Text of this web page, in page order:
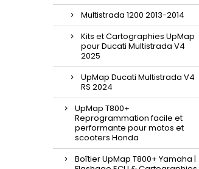
Multistrada 1200 2013-2014
Kits et Cartographies UpMap
pour Ducati Multistrada V4
2025
UpMap Ducati Multistrada V4
RS 2024
UpMap T800+
Reprogrammation facile et
performante pour motos et
scooters Honda
Boîtier UpMap T800+ Yamaha |